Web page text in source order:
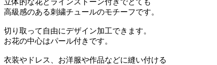
高級感のある刺繍チュールのモチーフです。
切り取って自由にデザイン加工できます。
お花の中心はパール付きです。
衣装やドレス、お洋服や作品などに縫い付ける